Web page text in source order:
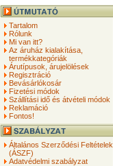
Tartalom
Rólunk
Mi van itt?
Az áruház kialakítása,
termékkategóriák
Árutípusok, árujelölések
Regisztráció
Bevásárlókosár
Fizetési módok
Szállítási idő és átvételi módok
Reklamáció
Fontos!
Általános Szerződési Feltételek
(ÁSZF)
Adatvédelmi szabályzat